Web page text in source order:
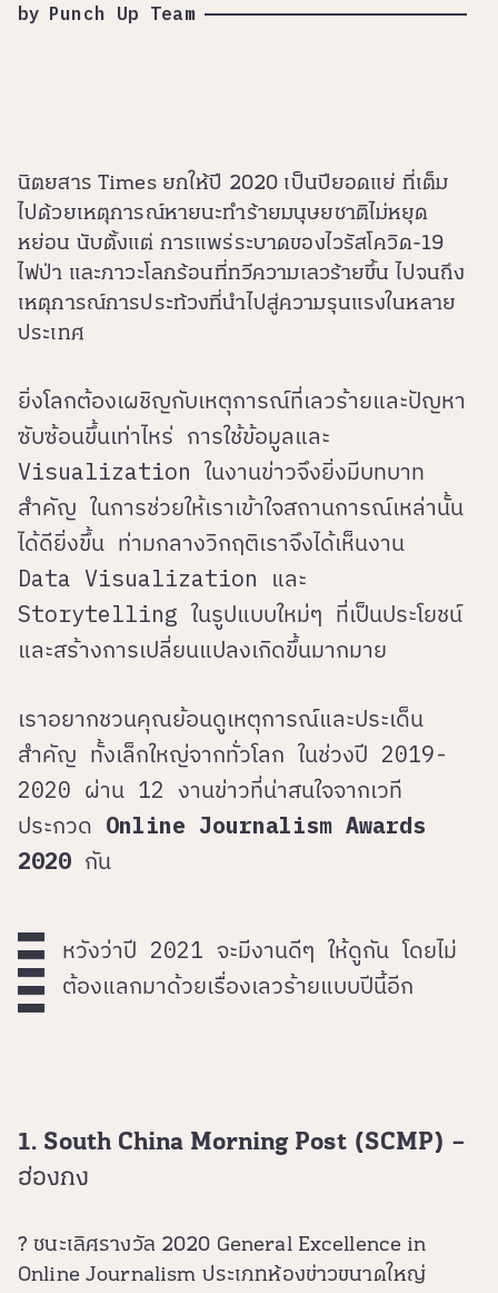
by Punch Up Team
นิตยสาร Times ยกให้ปี 2020 เป็นปียอดแย่ ที่เต็ม
ไปด้วยเหตุการณ์หายนะทำร้ายมนุษยชาติไม่หยุด
หย่อน นับตั้งแต่ การแพร่ระบาดของไวรัสโควิด-19
ไฟป่า และภาวะโลกร้อนที่ทวีความเลวร้ายขึ้น ไปจนถึง
เหตุการณ์การประท้วงที่นำไปสู่ความรุนแรงในหลาย
ประเทศ
ยิ่งโลกต้องเผชิญกับเหตุการณ์ที่เลวร้ายและปัญหา
ซับซ้อนขึ้นเท่าไหร่ การใช้ข้อมูลและ
Visualization ในงานข่าวจึงยิ่งมีบทบาท
สำคัญ ในการช่วยให้เราเข้าใจสถานการณ์เหล่านั้น
ได้ดียิ่งขึ้น ท่ามกลางวิกฤติเราจึงได้เห็นงาน
Data Visualization และ
Storytelling ในรูปแบบใหม่ๆ ที่เป็นประโยชน์
และสร้างการเปลี่ยนแปลงเกิดขึ้นมากมาย
เราอยากชวนคุณย้อนดูเหตุการณ์และประเด็น
สำคัญ ทั้งเล็กใหญ่จากทั่วโลก ในช่วงปี 2019-
2020 ผ่าน 12 งานข่าวที่น่าสนใจจากเวที
ประกวด Online Journalism Awards
2020 กัน
หวังว่าปี 2021 จะมีงานดีๆ ให้ดูกัน โดยไม่
ต้องแลกมาด้วยเรื่องเลวร้ายแบบปีนี้อีก
1. South China Morning Post (SCMP) –
ฮ่องกง
? ชนะเลิศรางวัล 2020 General Excellence in
Online Journalism ประเภทห้องข่าวขนาดใหญ่